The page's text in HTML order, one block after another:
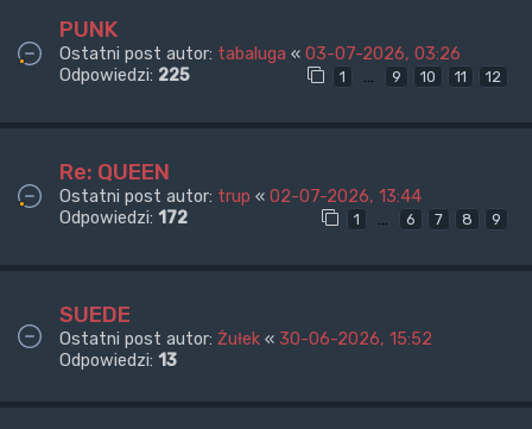
PUNK
Ostatni post autor: tabaluga « 03-07-2026, 03:26
Odpowiedzi: 225 1 … 9 10 11 12
Re: QUEEN
Ostatni post autor: trup « 02-07-2026, 13:44
Odpowiedzi: 172 1 … 6 7 8 9
SUEDE
Ostatni post autor: Żułek « 30-06-2026, 15:52
Odpowiedzi: 13